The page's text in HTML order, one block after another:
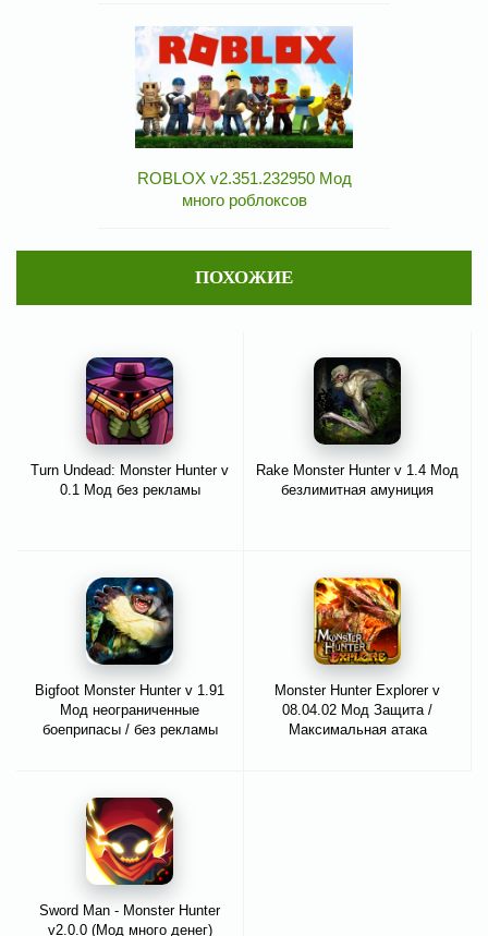
ROBLOX v2.351.232950 Мод
много роблоксов
ПОХОЖИЕ
Turn Undead: Monster Hunter v
0.1 Мод без рекламы
Rake Monster Hunter v 1.4 Мод
безлимитная амуниция
Bigfoot Monster Hunter v 1.91
Мод неограниченные
боеприпасы / без рекламы
Monster Hunter Explorer v
08.04.02 Мод Защита /
Максимальная атака
Sword Man - Monster Hunter
v2.0.0 (Мод много денег)